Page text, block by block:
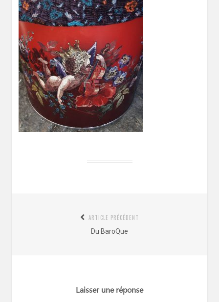
ARTICLE PRÉCÉDENT
Article
Du BaroQue
Laisser une réponse